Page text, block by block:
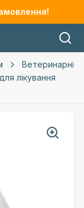
Ветеринарні
лікування